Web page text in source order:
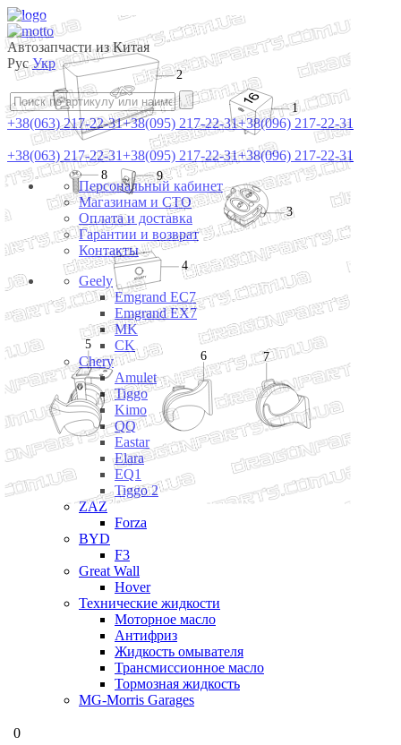
Автозапчасти из Китая
Рус Укр
+38(063) 217-22-31+38(095) 217-22-31+38(096) 217-22-31
+38(063) 217-22-31+38(095) 217-22-31+38(096) 217-22-31
Персональный кабинет
Магазинам и СТО
Оплата и доставка
Гарантии и возврат
Контакты
Geely
Emgrand EC7
Emgrand EX7
MK
CK
Chery
Amulet
Tiggo
Kimo
QQ
Eastar
Elara
EQ1
Tiggo 2
ZAZ
Forza
BYD
F3
Great Wall
Hover
Технические жидкости
Моторное масло
Антифриз
Жидкость омывателя
Трансмиссионное масло
Тормозная жидкость
MG-Morris Garages
0
8 9
1
3
4
2
5
6
7